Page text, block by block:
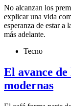
No alcanzan los
explicar una vida
esperanza de estar a
más adelante.
Tecno
El avance
modernas